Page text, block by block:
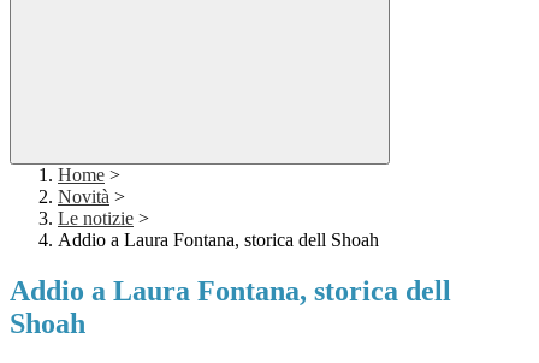
Home >
Novità >
Le notizie >
Addio a Laura Fontana, storica dell Shoah
Addio a Laura Fontana, storica dell
Shoah